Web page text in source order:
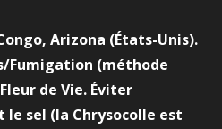
Arizona (États-Unis).
Fumigation (méthode
de Vie. Éviter
sel (la Chrysocolle est